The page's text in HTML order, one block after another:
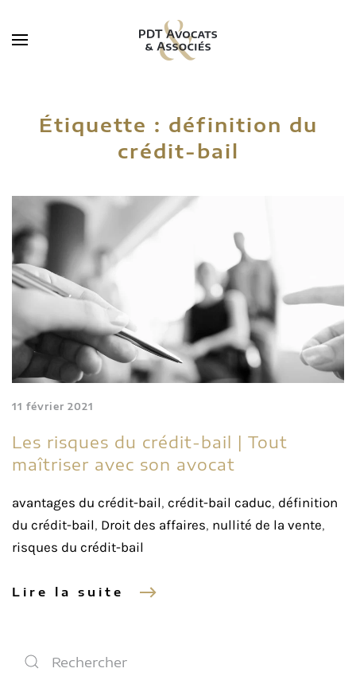
Skip to main content
Étiquette : définition du
crédit-bail
11 février 2021
Les risques du crédit-bail | Tout
maîtriser avec son avocat
avantages du crédit-bail, crédit-bail caduc, définition
du crédit-bail, Droit des affaires, nullité de la vente,
risques du crédit-bail
Lire la suite